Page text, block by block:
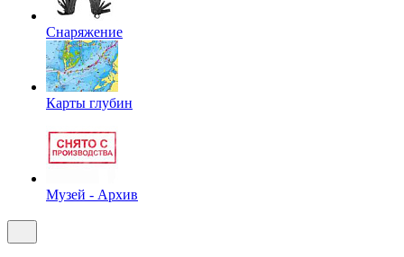
Снаряжение
Карты глубин
Музей - Архив